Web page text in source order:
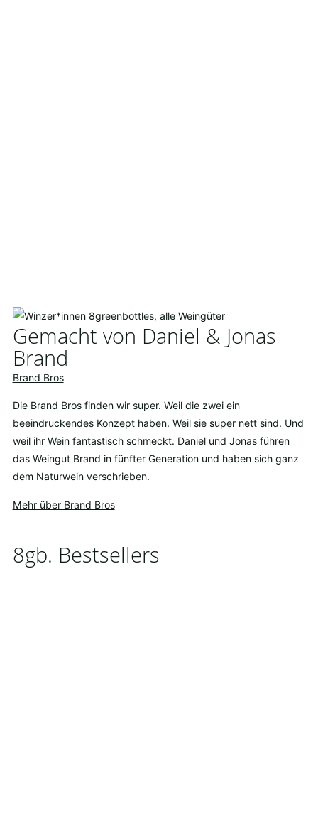
Gemacht von Daniel & Jonas
Brand
Brand Bros
Die Brand Bros finden wir super. Weil die zwei ein
beeindruckendes Konzept haben. Weil sie super nett sind. Und
weil ihr Wein fantastisch schmeckt. Daniel und Jonas führen
das Weingut Brand in fünfter Generation und haben sich ganz
dem Naturwein verschrieben.
Mehr über Brand Bros
8gb. Bestsellers